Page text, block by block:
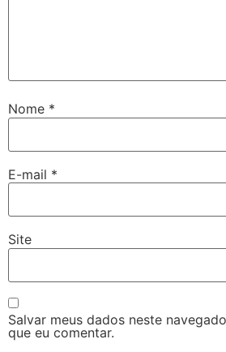
Nome *
E-mail *
Site
Salvar meus dados neste
que eu comentar.